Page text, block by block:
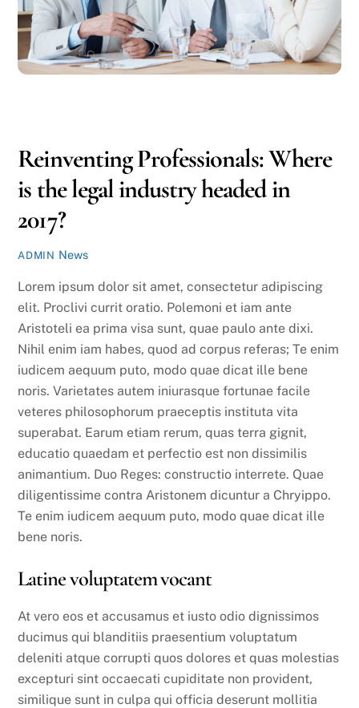
Reinventing Professionals: Where
is the legal industry headed in
2017?
ADMIN News
Lorem ipsum dolor sit amet, consectetur adipiscing
elit. Proclivi currit oratio. Polemoni et iam ante
Aristoteli ea prima visa sunt, quae paulo ante dixi.
Nihil enim iam habes, quod ad corpus referas; Te enim
iudicem aequum puto, modo quae dicat ille bene
noris. Varietates autem iniurasque fortunae facile
veteres philosophorum praeceptis instituta vita
superabat. Earum etiam rerum, quas terra gignit,
educatio quaedam et perfectio est non dissimilis
animantium. Duo Reges: constructio interrete. Quae
diligentissime contra Aristonem dicuntur a Chryippo.
Te enim iudicem aequum puto, modo quae dicat ille
bene noris.
Latine voluptatem vocant
At vero eos et accusamus et iusto odio dignissimos
ducimus qui blanditiis praesentium voluptatum
deleniti atque corrupti quos dolores et quas molestias
excepturi sint occaecati cupiditate non provident,
similique sunt in culpa qui officia deserunt mollitia